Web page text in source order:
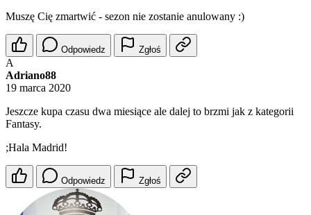
Muszę Cię zmartwić - sezon nie zostanie anulowany :)
Odpowiedz Zgłoś
A
Adriano88
19 marca 2020
Jeszcze kupa czasu dwa miesiące ale dalej to brzmi jak z kategorii
Fantasy.
;Hala Madrid!
Odpowiedz Zgłoś